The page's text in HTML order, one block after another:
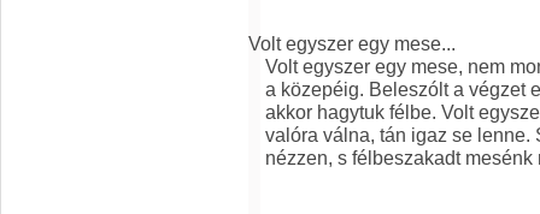
Volt egyszer egy mese...
Volt egyszer egy mese, nem
a közepéig. Beleszólt a végzet
akkor hagytuk félbe. Volt
valóra válna, tán igaz se lenne.
nézzen, s félbeszakadt